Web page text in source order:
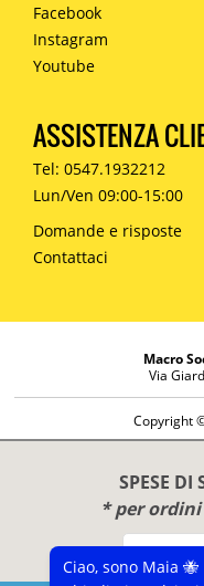
SPESE DI
* per ordini
Facebook
Instagram
Youtube
ASSISTENZA
Tel: 0547.1932212
Lun/Ven 09:00-15:00
Domande e risposte
Contattaci
Macro
Via
Copyright
Ciao, sono Maia 🐝